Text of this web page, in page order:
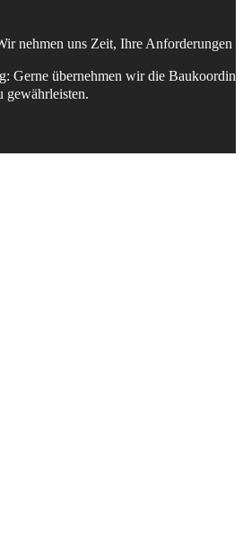
nehmen uns Zeit, Ihre Anforderungen
Gerne übernehmen wir die
gewährleisten.